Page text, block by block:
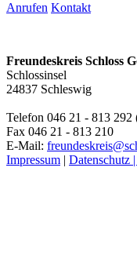
Anrufen Kontakt
Freundeskreis Schloss
Schlossinsel
24837 Schleswig
Telefon 046 21 - 813
Fax 046 21 - 813 210
E-Mail:
Impressum | Datenschutz |